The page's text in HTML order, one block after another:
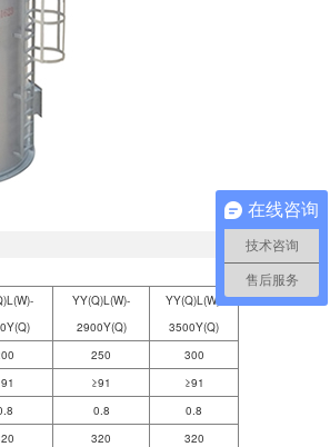
YY(Q)L(W)-
2900Y(Q)
YY(Q)L(W)-
3500Y(Q)
250
300
≥91
≥91
0.8
0.8
320
320
在线咨询
技术咨询
售后服务